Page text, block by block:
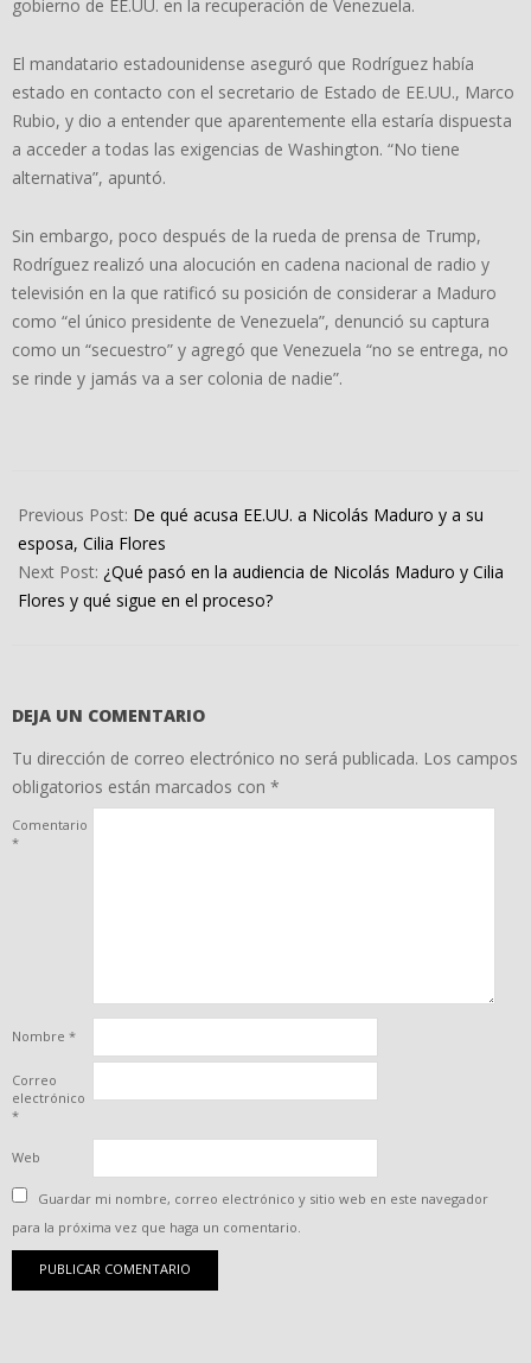
gobierno de EE.UU. en la recuperación de Venezuela.
El mandatario estadounidense aseguró que Rodríguez había
estado en contacto con el secretario de Estado de EE.UU., Marco
Rubio, y dio a entender que aparentemente ella estaría dispuesta
a acceder a todas las exigencias de Washington. “No tiene
alternativa”, apuntó.
Sin embargo, poco después de la rueda de prensa de Trump,
Rodríguez realizó una alocución en cadena nacional de radio y
televisión en la que ratificó su posición de considerar a Maduro
como “el único presidente de Venezuela”, denunció su captura
como un “secuestro” y agregó que Venezuela “no se entrega, no
se rinde y jamás va a ser colonia de nadie”.
01-
05
Previous Post: De qué acusa EE.UU. a Nicolás Maduro y a su
esposa, Cilia Flores
Next Post: ¿Qué pasó en la audiencia de Nicolás Maduro y Cilia
Flores y qué sigue en el proceso?
DEJA UN COMENTARIO
Tu dirección de correo electrónico no será publicada. Los campos
obligatorios están marcados con *
Comentario
*
Nombre *
Correo
electrónico
*
Web
Guardar mi nombre, correo electrónico y sitio web en este navegador
para la próxima vez que haga un comentario.